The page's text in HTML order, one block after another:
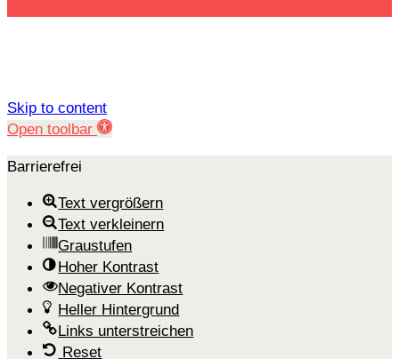
Skip to content
Open toolbar
Barrierefrei
Text vergrößern
Text verkleinern
Graustufen
Hoher Kontrast
Negativer Kontrast
Heller Hintergrund
Links unterstreichen
Reset